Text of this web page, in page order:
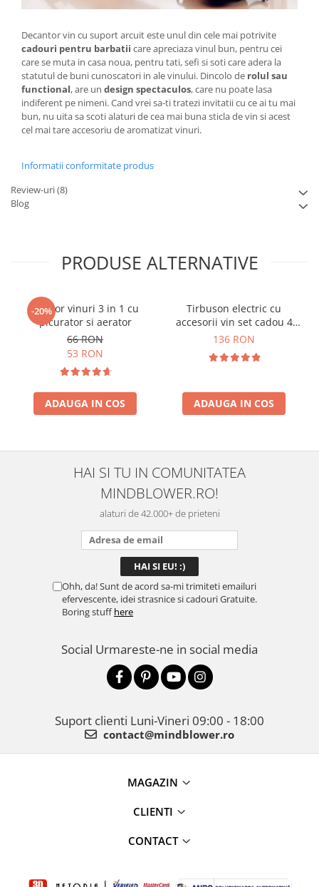
Decantor vin cu suport arcuit este unul din cele mai potrivite
cadouri pentru barbatii care apreciaza vinul bun, pentru cei
care se muta in casa noua, pentru tati, sefi si soti care adera la
statutul de buni cunoscatori in ale vinului. Dincolo de rolul sau
functional, are un design spectaculos, care nu poate lasa
indiferent pe nimeni. Cand vrei sa-ti tratezi invitatii cu ce ai tu mai
bun, nu uita sa scoti alaturi de cea mai buna sticla de vin si acest
cel mai tare accesoriu de aromatizat vinuri.
Informatii conformitate produs
Review-uri(8)
Blog
PRODUSE ALTERNATIVE
-20%
Racitor vinuri 3 in 1 cu
picurator si aerator
66 RON
53 RON
ADAUGA IN COS
Tirbuson electric cu
accesorii vin set cadou 4
piese
136 RON
ADAUGA IN COS
HAI SI TU IN COMUNITATEA
MINDBLOWER.RO!
alaturi de 42.000+ de prieteni
Ohh, da! Sunt de acord sa-mi trimiteti emailuri
efervescente, idei strasnice si cadouri Gratuite.
Boring stuffhere
Social Urmareste-ne in social media
Suport clienti Luni-Vineri 09:00 - 18:00
contact@mindblower.ro
MAGAZIN
CLIENTI
CONTACT